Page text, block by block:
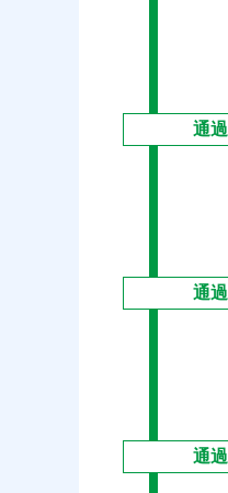
通過
通過
通過